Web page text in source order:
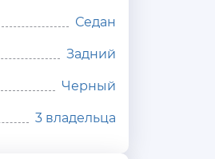
Седан
Задний
Черный
3 владельца